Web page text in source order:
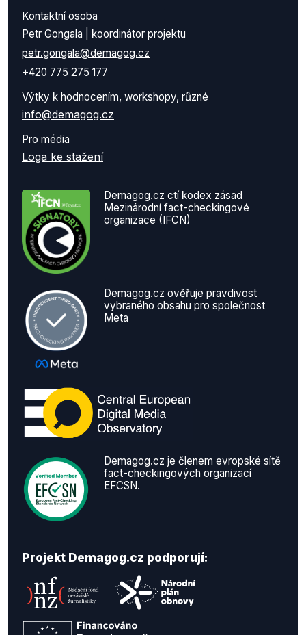
Kontaktní osoba
Petr Gongala | koordinátor projektu
petr.gongala@demagog.cz
+420 775 275 177
Výtky k hodnocením, workshopy, různé
info@demagog.cz
Pro média
Loga ke stažení
Demagog.cz ctí kodex zásad
Mezinárodní fact-checkingové
organizace (IFCN)
Demagog.cz ověřuje pravdivost
vybraného obsahu pro společnost
Meta
Demagog.cz je členem evropské sítě
fact-checkingových organizací
EFCSN.
Projekt Demagog.cz podporují: